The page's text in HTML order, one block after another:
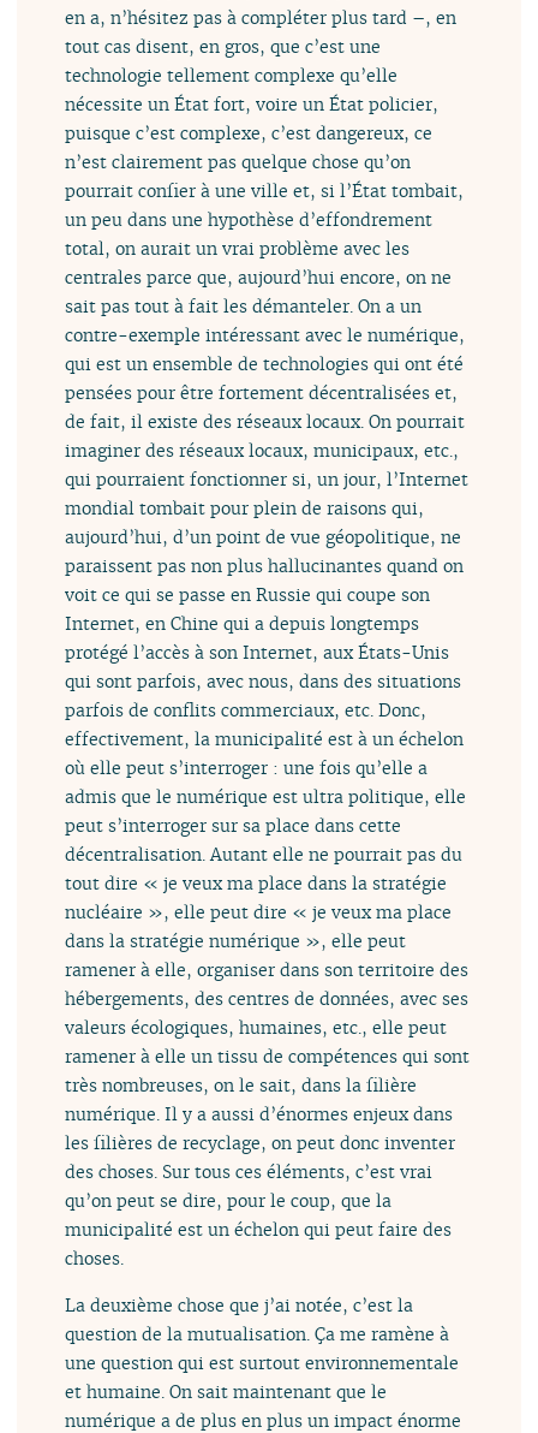
en a, n’hésitez pas à compléter plus tard –, en
tout cas disent, en gros, que c’est une
technologie tellement complexe qu’elle
nécessite un État fort, voire un État policier,
puisque c’est complexe, c’est dangereux, ce
n’est clairement pas quelque chose qu’on
pourrait confier à une ville et, si l’État tombait,
un peu dans une hypothèse d’effondrement
total, on aurait un vrai problème avec les
centrales parce que, aujourd’hui encore, on ne
sait pas tout à fait les démanteler. On a un
contre-exemple intéressant avec le numérique,
qui est un ensemble de technologies qui ont été
pensées pour être fortement décentralisées et,
de fait, il existe des réseaux locaux. On pourrait
imaginer des réseaux locaux, municipaux, etc.,
qui pourraient fonctionner si, un jour, l’Internet
mondial tombait pour plein de raisons qui,
aujourd’hui, d’un point de vue géopolitique, ne
paraissent pas non plus hallucinantes quand on
voit ce qui se passe en Russie qui coupe son
Internet, en Chine qui a depuis longtemps
protégé l’accès à son Internet, aux États-Unis
qui sont parfois, avec nous, dans des situations
parfois de conflits commerciaux, etc. Donc,
effectivement, la municipalité est à un échelon
où elle peut s’interroger : une fois qu’elle a
admis que le numérique est ultra politique, elle
peut s’interroger sur sa place dans cette
décentralisation. Autant elle ne pourrait pas du
tout dire « je veux ma place dans la stratégie
nucléaire », elle peut dire « je veux ma place
dans la stratégie numérique », elle peut
ramener à elle, organiser dans son territoire des
hébergements, des centres de données, avec ses
valeurs écologiques, humaines, etc., elle peut
ramener à elle un tissu de compétences qui sont
très nombreuses, on le sait, dans la filière
numérique. Il y a aussi d’énormes enjeux dans
les filières de recyclage, on peut donc inventer
des choses. Sur tous ces éléments, c’est vrai
qu’on peut se dire, pour le coup, que la
municipalité est un échelon qui peut faire des
choses.
La deuxième chose que j’ai notée, c’est la
question de la mutualisation. Ça me ramène à
une question qui est surtout environnementale
et humaine. On sait maintenant que le
numérique a de plus en plus un impact énorme